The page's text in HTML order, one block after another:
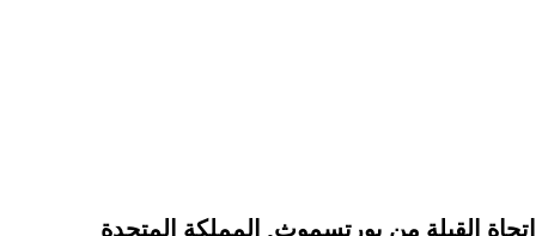
إتجاة القبلة من بورتسموث, المملكة المتحدة